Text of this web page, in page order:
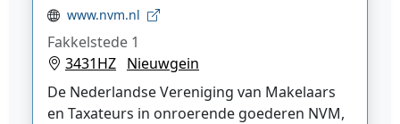
www.nvm.nl
Fakkelstede 1
3431HZ Nieuwgein
De Nederlandse Vereniging van Makelaars
en Taxateurs in onroerende goederen NVM,